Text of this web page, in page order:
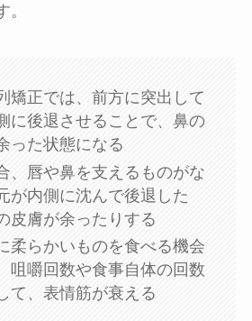
矯正では、前方に突出して
に後退させることで、鼻の
った状態になる
、唇や鼻を支えるものがな
が内側に沈んで後退した
皮膚が余ったりする
柔らかいものを食べる機会
咀嚼回数や食事自体の回数
て、表情筋が衰える